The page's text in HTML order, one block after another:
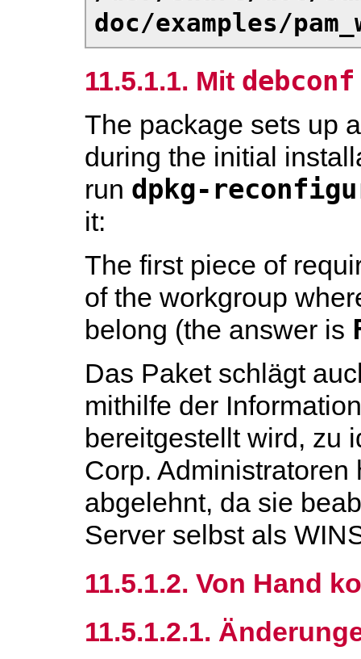
doc/examples/
11.5.1.1. Mit debconf
The package sets up
during the initial
run dpkg-
it:
The first piece of
of the workgroup
belong (the answer is
Das Paket schlägt
mithilfe der
bereitgestellt wird, zu
Corp.
abgelehnt, da sie
Server selbst als
11.5.1.2. Von Hand
11.5.1.2.1.